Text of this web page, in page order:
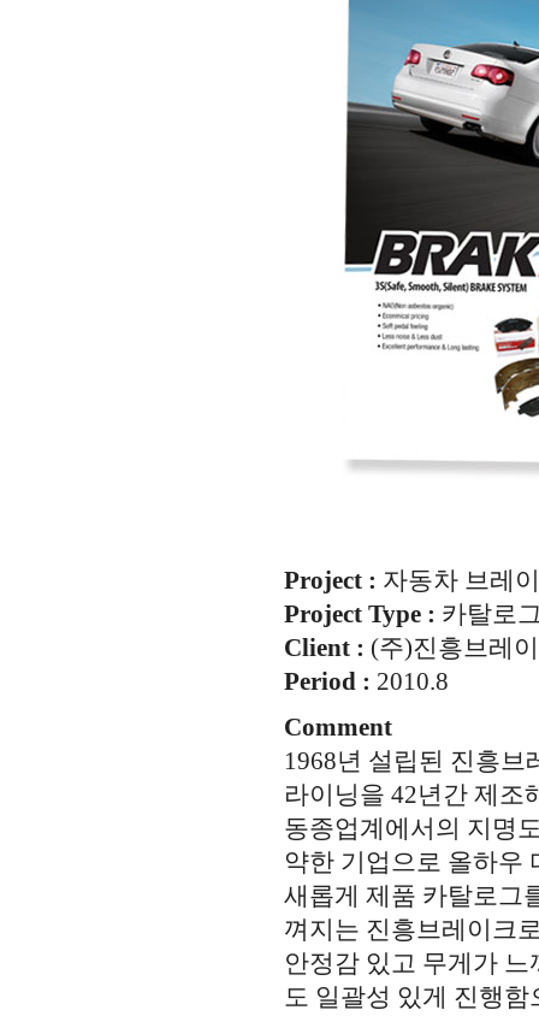
Project : 자동차 브레
Project Type : 카탈로
Client : (주)진흥브레
Period : 2010.8
Comment
1968년 설립된 진흥
라이닝을 42년간 제조
동종업계에서의 지명
약한 기업으로 올하우
새롭게 제품 카탈로그
껴지는 진흥브레이크
안정감 있고 무게가
도 일괄성 있게 진행